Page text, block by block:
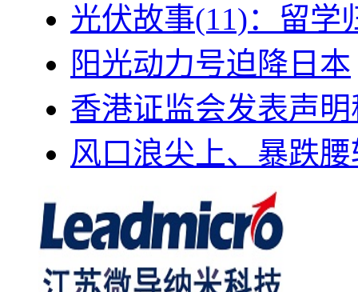
光伏故事(11)：留学
阳光动力号迫降日本
香港证监会发表声
风口浪尖上、暴跌